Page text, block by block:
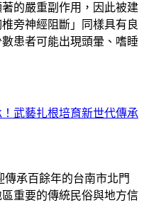
的嚴重副作用，因此被建
旁神經阻斷」同樣具有良
患者可能出現頭暈、嗜睡
武藝扎根培育新世代傳承
傳承百餘年的台南市北門
重要的傳統民俗與地方信